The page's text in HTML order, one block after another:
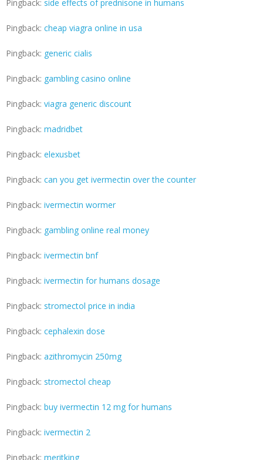
Pingback: side effects of prednisone in humans
Pingback: cheap viagra online in usa
Pingback: generic cialis
Pingback: gambling casino online
Pingback: viagra generic discount
Pingback: madridbet
Pingback: elexusbet
Pingback: can you get ivermectin over the counter
Pingback: ivermectin wormer
Pingback: gambling online real money
Pingback: ivermectin bnf
Pingback: ivermectin for humans dosage
Pingback: stromectol price in india
Pingback: cephalexin dose
Pingback: azithromycin 250mg
Pingback: stromectol cheap
Pingback: buy ivermectin 12 mg for humans
Pingback: ivermectin 2
Pingback: meritking